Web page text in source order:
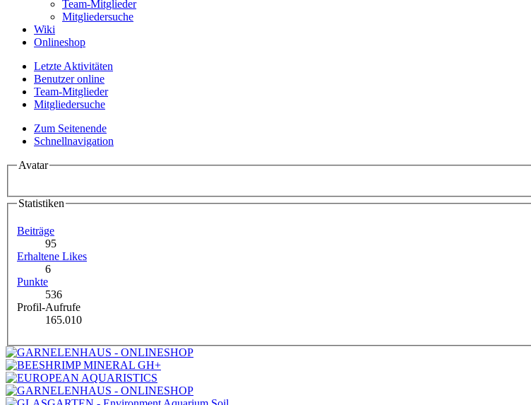
Team-Mitglieder
Mitgliedersuche
Wiki
Onlineshop
Letzte Aktivitäten
Benutzer online
Team-Mitglieder
Mitgliedersuche
Zum Seitenende
Schnellnavigation
Avatar
Statistiken
Beiträge
95
Erhaltene Likes
6
Punkte
536
Profil-Aufrufe
165.010